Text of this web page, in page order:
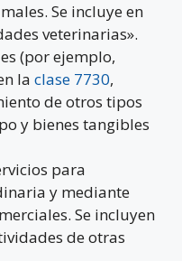
Se incluye en
veterinarias».
(por ejemplo,
la clase 7730,
de otros tipos
y bienes tangibles
para
y mediante
Se incluyen
de otras